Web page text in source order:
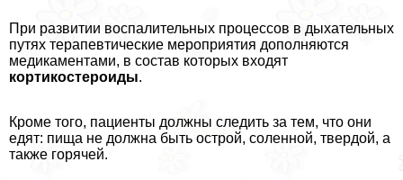
При развитии воспалительных процессов в дыхательных
путях терапевтические мероприятия дополняются
медикаментами, в состав которых входят
кортикостероиды.
Кроме того, пациенты должны следить за тем, что они
едят: пища не должна быть острой, соленной, твердой, а
также горячей.